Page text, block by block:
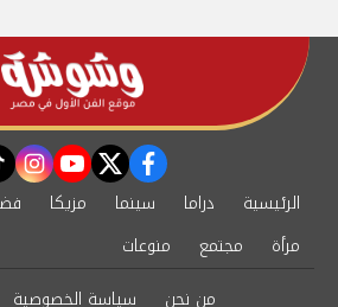
facebook
twitter
الرئيسية دراما سينما مزيكا
مرأة
مجتمع
منوعات
من نحن
سياسة الخصوصية